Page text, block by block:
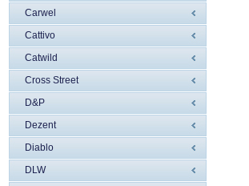
Carwel
Cattivo
Catwild
Cross Street
D&P
Dezent
Diablo
DLW